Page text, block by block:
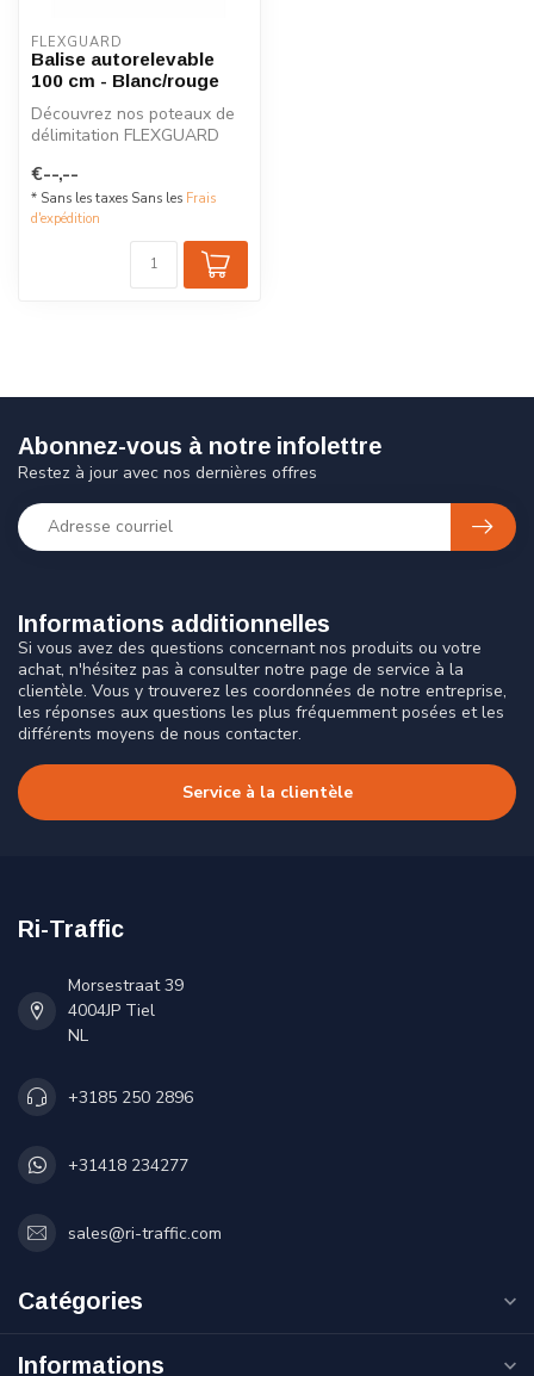
FLEXGUARD
Balise autorelevable
100 cm - Blanc/rouge
Découvrez nos poteaux de
délimitation FLEXGUARD
plusie...
€--,--
* Sans les taxes Sans les Frais
d'expédition
Informations additionnelles
Si vous avez des questions concernant nos produits ou votre
achat, n'hésitez pas à consulter notre page de service à la
clientèle. Vous y trouverez les coordonnées de notre entreprise,
les réponses aux questions les plus fréquemment posées et les
différents moyens de nous contacter.
Service à la clientèle
Abonnez-vous à notre infolettre
Restez à jour avec nos dernières offres
Ri-Traffic
Morsestraat 39
4004JP Tiel
NL
+3185 250 2896
+31418 234277
sales@ri-traffic.com
Catégories
Informations